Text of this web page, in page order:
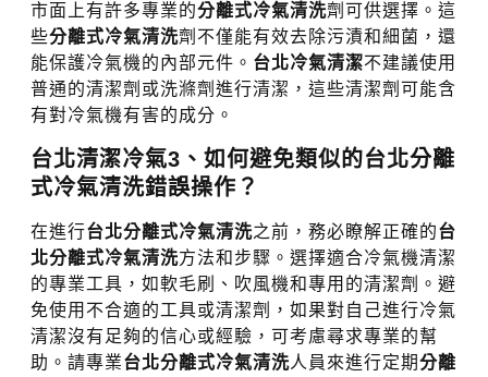
市面上有許多專業的分離式冷氣清洗劑可供選擇。這
些分離式冷氣清洗劑不僅能有效去除污漬和細菌，還
能保護冷氣機的內部元件。 台北冷氣清潔不建議使用
普通的清潔劑或洗滌劑進行清潔，這些清潔劑可能含
有對冷氣機有害的成分。
台北清潔冷氣3、如何避免類似的台北分離
式冷氣清洗錯誤操作？
在進行台北分離式冷氣清洗之前，務必瞭解正確的台
北分離式冷氣清洗方法和步驟。選擇適合冷氣機清潔
的專業工具，如軟毛刷、吹風機和專用的清潔劑。避
免使用不合適的工具或清潔劑，如果對自己進行冷氣
清潔沒有足夠的信心或經驗，可考慮尋求專業的幫
助。請專業台北分離式冷氣清洗人員來進行定期分離